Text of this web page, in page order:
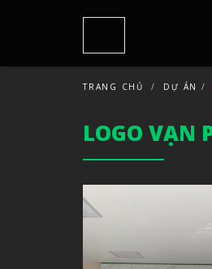
TRANG CHỦ DỰ ÁN
LOGO VẠN